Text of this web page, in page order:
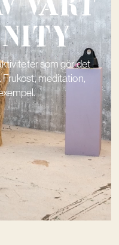
som gör det
meditation,